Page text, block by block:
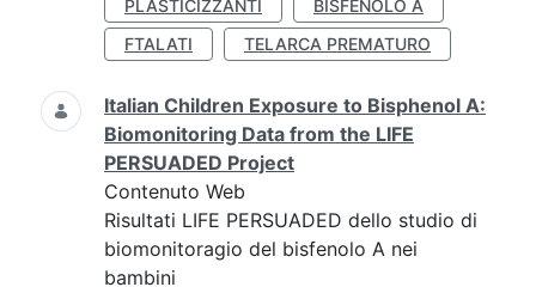
PLASTICIZZANTI
BISFENOLO A
FTALATI
TELARCA PREMATURO
Italian Children Exposure to Bisphenol A:
Biomonitoring Data from the LIFE
PERSUADED Project
Contenuto Web
Risultati LIFE PERSUADED dello studio di
biomonitoragio del bisfenolo A nei
bambini